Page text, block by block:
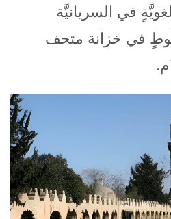
في السريانيَّة
في خزانة متحف